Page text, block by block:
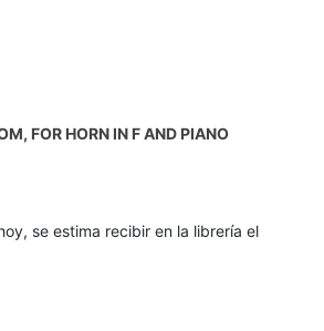
FOR HORN IN F AND PIANO
se estima recibir en la librería el